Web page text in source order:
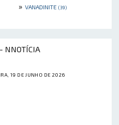
» VANADINITE (39)
NNOTÍCIA
19 DE JUNHO DE 2026